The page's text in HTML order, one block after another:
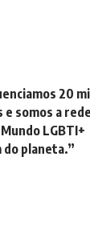
20
e somos a
LGBTI+
do planeta.”